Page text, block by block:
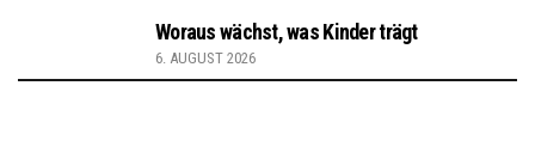
Woraus wächst, was Kinder trägt
6. AUGUST 2026